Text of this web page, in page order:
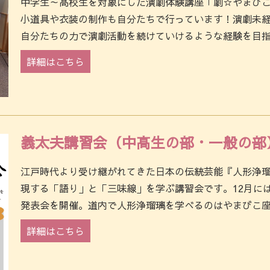
小道具や衣装の制作も自分たちで行っています！演劇未
自分たちの力で演劇活動を続けていけるような経験を目
詳細はこちら
義太夫講習会（中高生の部・一般の
江戸時代より受け継がれてきた日本の伝統芸能『人形浄
現する「語り」と「三味線」を学ぶ講習会です。12月に
発表会を開催。道内で人形浄瑠璃を学べるのはやまびこ
詳細はこちら